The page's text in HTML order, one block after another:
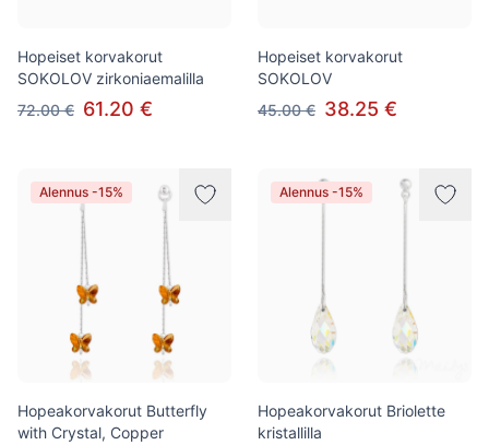
Hopeiset korvakorut
SOKOLOV zirkoniaemalilla
72.00 € 61.20 €
Hopeiset korvakorut
SOKOLOV
45.00 € 38.25 €
Alennus -15%
Hopeakorvakorut Butterfly
with Crystal, Copper
Alennus -15%
Hopeakorvakorut Briolette
kristallilla